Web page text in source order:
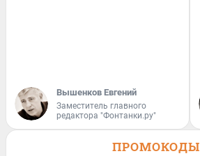
Вышенков Евгений
Заместитель главного
редактора "Фонтанки.ру"
ПРОМОКОДЫ